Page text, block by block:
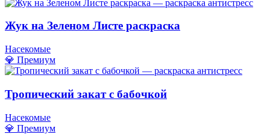
Жук на Зеленом Листе раскраска
Насекомые
💎 Премиум
Тропический закат с бабочкой
Насекомые
💎 Премиум